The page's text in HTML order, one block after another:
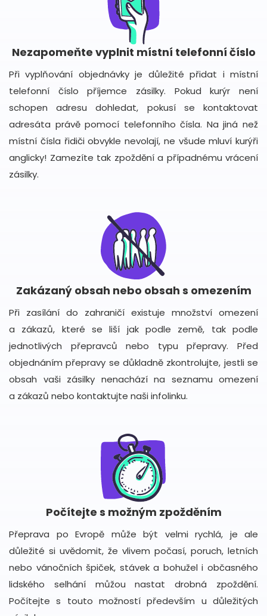
Nezapomeňte vyplnit místní telefonní číslo
Při vyplňování objednávky je důležité přidat i místní
telefonní číslo příjemce zásilky. Pokud kurýr není
schopen adresu dohledat, pokusí se kontaktovat
adresáta právě pomocí telefonního čísla. Na jiná než
místní čísla řidiči obvykle nevolají, ne všude mluví kurýři
anglicky! Zamezíte tak zpoždění a případnému vrácení
zásilky.
Zakázaný obsah nebo obsah s omezením
Při zasílání do zahraničí existuje množství omezení
a zákazů, které se liší jak podle země, tak podle
jednotlivých přepravců nebo typu přepravy. Před
objednáním přepravy se důkladně zkontrolujte, jestli se
obsah vaši zásilky nenachází na seznamu omezení
a zákazů nebo kontaktujte naši infolinku.
Počítejte s možným zpožděním
Přeprava po Evropě může být velmi rychlá, je ale
důležité si uvědomit, že vlivem počasí, poruch, letních
nebo vánočních špiček, stávek a bohužel i občasného
lidského selhání můžou nastat drobná zpoždění.
Počítejte s touto možností především u důležitých